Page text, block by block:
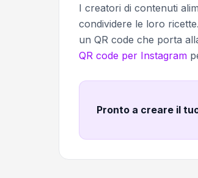
I creatori di contenuti
condividere le loro
un QR code che porta
QR code per Instagram
Pronto a creare il